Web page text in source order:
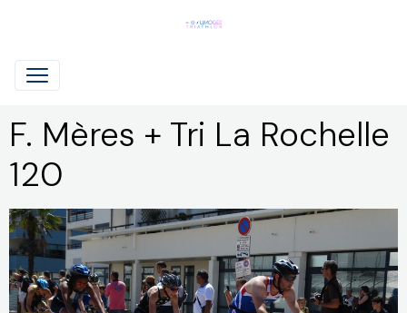
F. Mères + Tri La Rochelle
120